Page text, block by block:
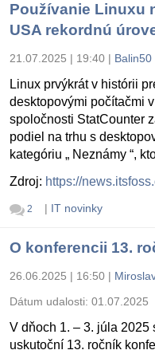
Používanie Linuxu
USA rekordnú
21.07.2025 | 19:40 | Balin50
Linux prvýkrát v histórii
desktopovými počítačmi
spoločnosti StatCounter
podiel na trhu s
kategóriu „ Neznámy “,
Zdroj: https://
2 | IT novinky
O konferencii 13.
26.06.2025 | 16:50 |
Dátum udalosti: 01.07.2025
V dňoch 1. – 3. júla
uskutoční 13. ročník